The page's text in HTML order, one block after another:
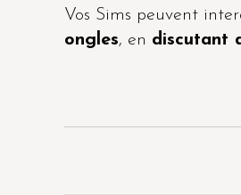
Vos Sims peuvent
ongles, en discutant